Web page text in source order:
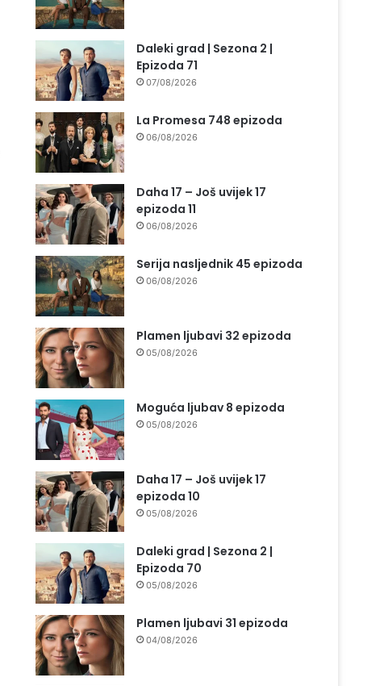
Daleki grad | Sezona 2 |
Epizoda 71
07/08/2026
La Promesa 748 epizoda
06/08/2026
Daha 17 – Još uvijek 17
epizoda 11
06/08/2026
Serija nasljednik 45 epizoda
06/08/2026
Plamen ljubavi 32 epizoda
05/08/2026
Moguća ljubav 8 epizoda
05/08/2026
Daha 17 – Još uvijek 17
epizoda 10
05/08/2026
Daleki grad | Sezona 2 |
Epizoda 70
05/08/2026
Plamen ljubavi 31 epizoda
04/08/2026